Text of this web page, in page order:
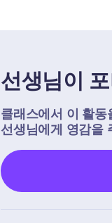
선생님이
클래스에서 이 활
선생님에게 영감을